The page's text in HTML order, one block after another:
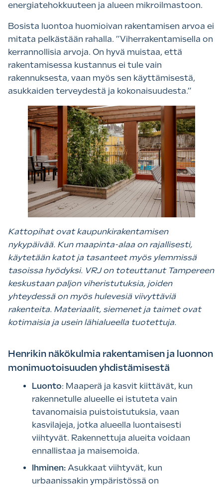
energiatehokkuuteen ja alueen mikroilmastoon.
Bosista luontoa huomioivan rakentamisen arvoa ei
mitata pelkästään rahalla. ”Viherrakentamisella on
kerrannollisia arvoja. On hyvä muistaa, että
rakentamisessa kustannus ei tule vain
rakennuksesta, vaan myös sen käyttämisestä,
asukkaiden terveydestä ja kokonaisuudesta.”
Kattopihat ovat kaupunkirakentamisen
nykypäivää. Kun maapinta-alaa on rajallisesti,
käytetään katot ja tasanteet myös ylemmissä
tasoissa hyödyksi. VRJ on toteuttanut Tampereen
keskustaan paljon viheristutuksia, joiden
yhteydessä on myös hulevesiä viivyttäviä
rakenteita. Materiaalit, siemenet ja taimet ovat
kotimaisia ja usein lähialueella tuotettuja.
Henrikin näkökulmia rakentamisen ja luonnon
monimuotoisuuden yhdistämisestä
Luonto: Maaperä ja kasvit kiittävät, kun
rakennetulle alueelle ei istuteta vain
tavanomaisia puistoistutuksia, vaan
kasvilajeja, jotka alueella luontaisesti
viihtyvät. Rakennettuja alueita voidaan
ennallistaa ja maisemoida.
Ihminen: Asukkaat viihtyvät, kun
urbaanissakin ympäristössä on